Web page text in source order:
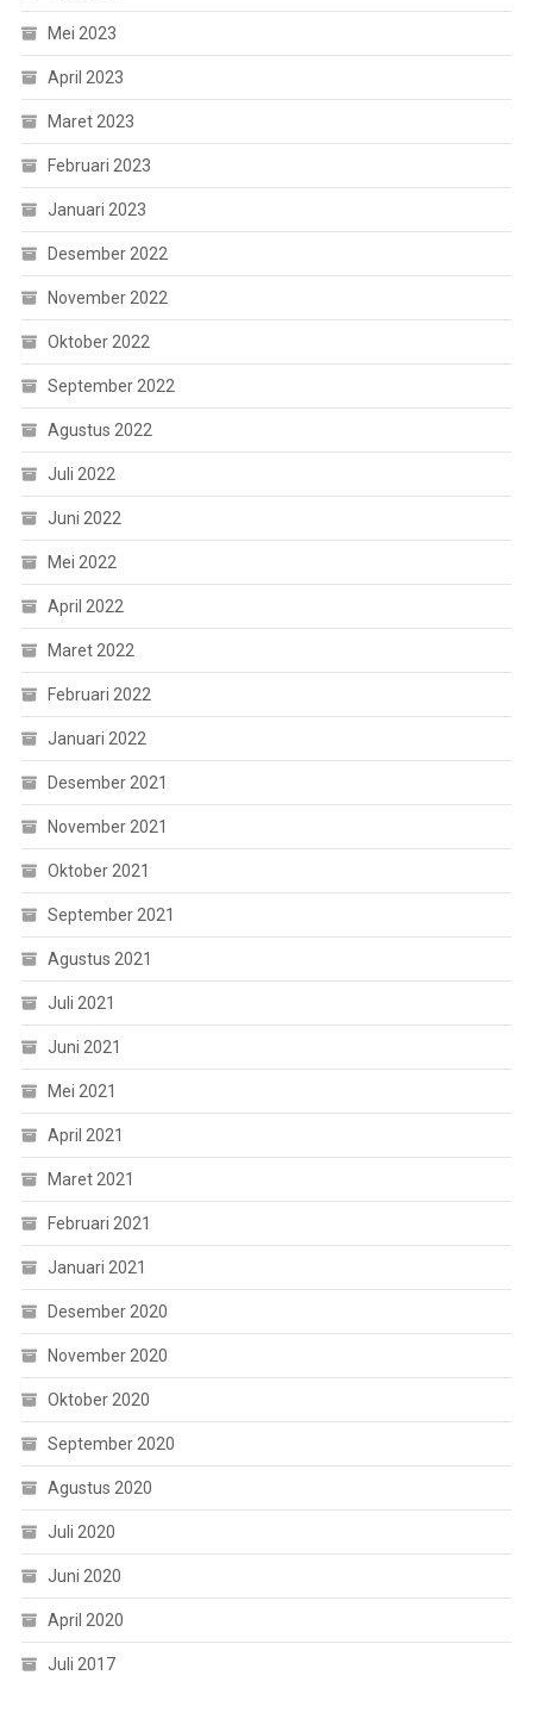
Mei 2023
April 2023
Maret 2023
Februari 2023
Januari 2023
Desember 2022
November 2022
Oktober 2022
September 2022
Agustus 2022
Juli 2022
Juni 2022
Mei 2022
April 2022
Maret 2022
Februari 2022
Januari 2022
Desember 2021
November 2021
Oktober 2021
September 2021
Agustus 2021
Juli 2021
Juni 2021
Mei 2021
April 2021
Maret 2021
Februari 2021
Januari 2021
Desember 2020
November 2020
Oktober 2020
September 2020
Agustus 2020
Juli 2020
Juni 2020
April 2020
Juli 2017